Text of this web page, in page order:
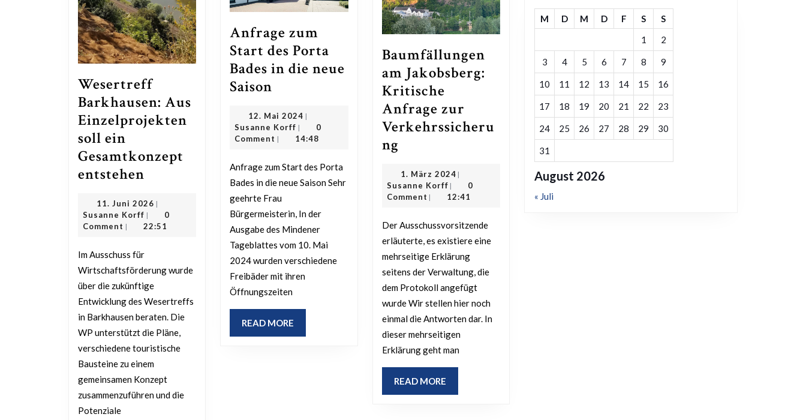
Wesertreff
Barkhausen: Aus
Einzelprojekten
soll ein
Gesamtkonzept
entstehen
Aus
Einzelprojekten
ein
Gesamtkonzept
entstehen
11. Juni 2026 11.
Juni
2026
|
Susanne Korff Susanne
Korff
|
0
Comment | 22:51
Im Ausschuss für
Wirtschaftsförderung wurde
über die zukünftige
Entwicklung des Wesertreffs
in Barkhausen beraten. Die
WP unterstützt die Pläne,
verschiedene touristische
Bausteine zu einem
gemeinsamen Konzept
zusammenzuführen und die
Potenziale
Anfrage zum
Start des Porta
Bades in die neue
Saison
Start
des
Bades
in
die
neue
Saison
12. Mai 2024 12.
Mai
2024
|
Susanne Korff Susanne
Korff
|
0
Comment | 14:48
Anfrage zum Start des Porta
Bades in die neue Saison Sehr
geehrte Frau
Bürgermeisterin, In der
Ausgabe des Mindener
Tageblattes vom 10. Mai
2024 wurden verschiedene
Freibäder mit ihren
Öffnungszeiten
READ MORE
MORE
Baumfällungen
am Jakobsberg:
Kritische
Anfrage zur
Verkehrssicheru
ng
Jakobsberg:
Kritische
zur
Verkehrssicherung
1. März 20241.
März
2024
|
Susanne KorffSusanne
Korff
|
0
Comment | 12:41
Der Ausschussvorsitzende
erläuterte, es existiere eine
mehrseitige Erklärung
seitens der Verwaltung, die
dem Protokoll angefügt
wurde Wir stellen hier noch
einmal die Antworten dar. In
dieser mehrseitigen
Erklärung geht man
READ MOREREAD
MORE
August 2026
M D M D F S
S
1
2
3 4 5 6 7 8 9
10 11 12 13 14 15 16
17 18 19 20 21 22 23
24 25 26 27 28 29 30
31
« Juli